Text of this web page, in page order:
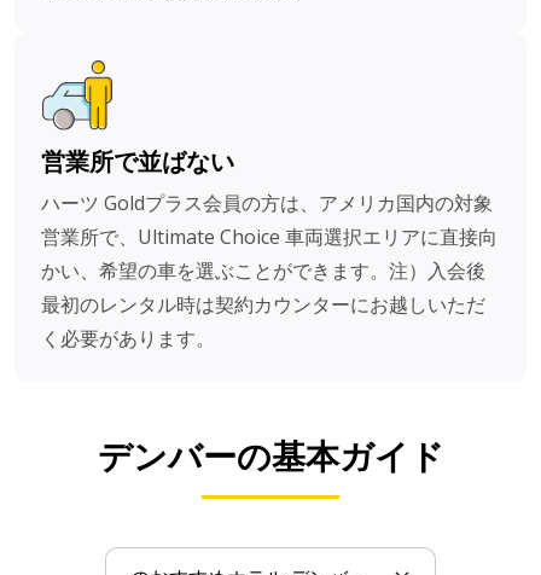
営業所で並ばない
ハーツ Goldプラス会員の方は、アメリカ国内の対象
営業所で、Ultimate Choice 車両選択エリアに直接向
かい、希望の車を選ぶことができます。注）入会後
最初のレンタル時は契約カウンターにお越しいただ
く必要があります。
デンバーの基本ガイド